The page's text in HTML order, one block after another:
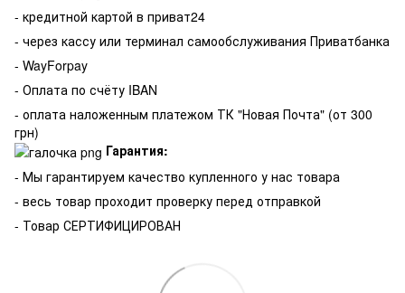
- кредитной картой в приват24
- через кассу или терминал самообслуживания Приватбанка
- WayForpay
- Оплата по счёту IBAN
- оплата наложенным платежом ТК "Новая Почта" (от 300
грн)
Гарантия:
- Мы гарантируем качество купленного у нас товара
- весь товар проходит проверку перед отправкой
- Товар СЕРТИФИЦИРОВАН